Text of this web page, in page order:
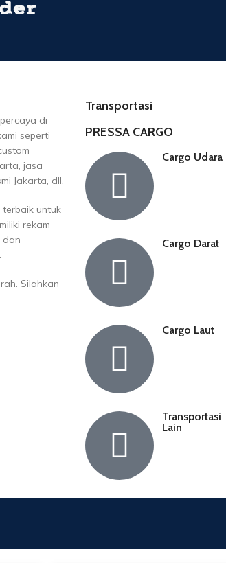
di
seperti
jasa
Jakarta, dll.
untuk
rekam
dan
Silahkan
Transportasi
PRESSA CARGO
Cargo Udara
Cargo Darat
Cargo Laut
Transportasi
Lain